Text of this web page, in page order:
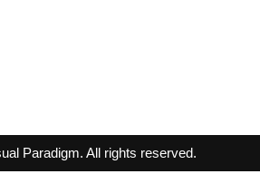
Paradigm. All rights reserved.